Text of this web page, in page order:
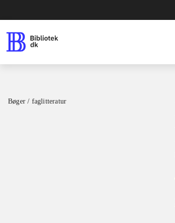
Bøger / faglitteratur